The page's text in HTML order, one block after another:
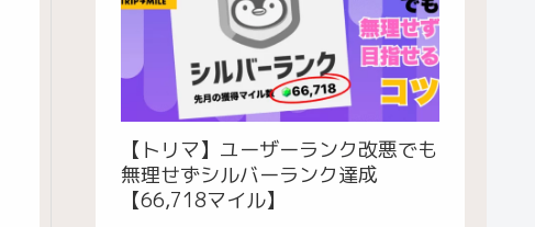
【トリマ】ユーザーランク改悪でも
無理せずシルバーランク達成
【66,718マイル】